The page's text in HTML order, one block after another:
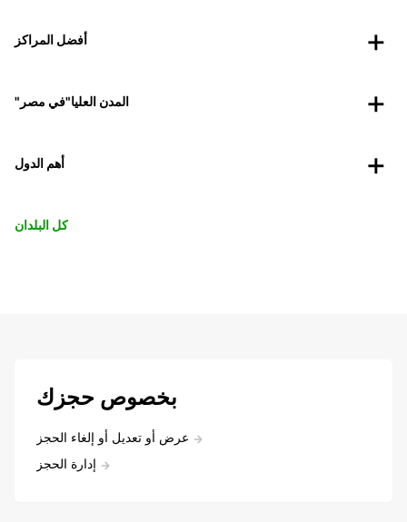
أفضل المراكز
"المدن العليا"في مصر
أهم الدول
كل البلدان
بخصوص حجزك
عرض أو تعديل أو إلغاء الحجز
إدارة الحجز